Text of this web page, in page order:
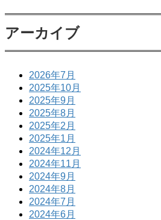
アーカイブ
2026年7月
2025年10月
2025年9月
2025年8月
2025年2月
2025年1月
2024年12月
2024年11月
2024年9月
2024年8月
2024年7月
2024年6月